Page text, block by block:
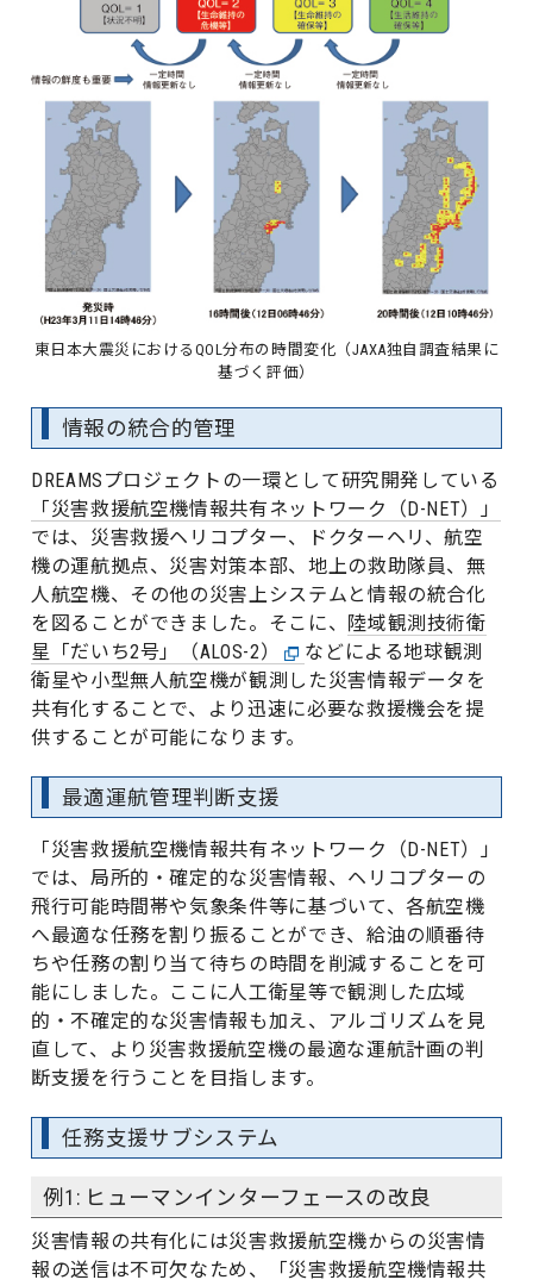
東日本大震災におけるQOL分布の時間変化（JAXA独自調査結果に
基づく評価）
情報の統合的管理
DREAMSプロジェクトの一環として研究開発している
「災害救援航空機情報共有ネットワーク（D-NET）」
では、災害救援ヘリコプター、ドクターヘリ、航空
機の運航拠点、災害対策本部、地上の救助隊員、無
人航空機、その他の災害上システムと情報の統合化
を図ることができました。そこに、 陸域観測技術衛
星「だいち2号」（ALOS-2）
などによる地球観測
衛星や小型無人航空機が観測した災害情報データを
共有化することで、より迅速に必要な救援機会を提
供することが可能になります。
最適運航管理判断支援
「災害救援航空機情報共有ネットワーク（D-NET）」
では、局所的・確定的な災害情報、ヘリコプターの
飛行可能時間帯や気象条件等に基づいて、各航空機
へ最適な任務を割り振ることができ、給油の順番待
ちや任務の割り当て待ちの時間を削減することを可
能にしました。ここに人工衛星等で観測した広域
的・不確定的な災害情報も加え、アルゴリズムを見
直して、より災害救援航空機の最適な運航計画の判
断支援を行うことを目指します。
任務支援サブシステム
例1: ヒューマンインターフェースの改良
災害情報の共有化には災害救援航空機からの災害情
報の送信は不可欠なため、「災害救援航空機情報共